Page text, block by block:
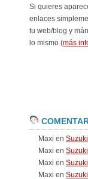
Si quieres
enlaces
tu web/blog y
lo mismo (más
Maxi en
Maxi en
Maxi en
Maxi en